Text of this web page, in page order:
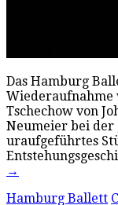
Das Hamburg
Wiederaufnahme
Tschechow von
Neumeier bei der
uraufgeführtes
→
Hamburg Ballett